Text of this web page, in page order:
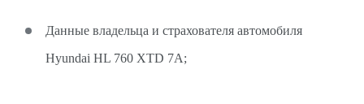
Данные владельца и страхователя автомобиля
Hyundai HL 760 XTD 7A;